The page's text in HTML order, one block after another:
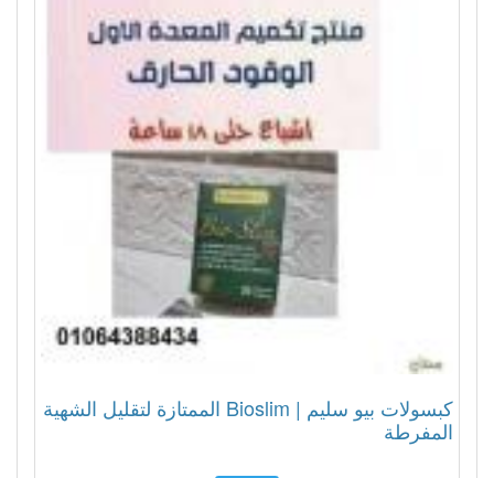
كبسولات بيو سليم | Bioslim الممتازة لتقليل الشهية
المفرطة